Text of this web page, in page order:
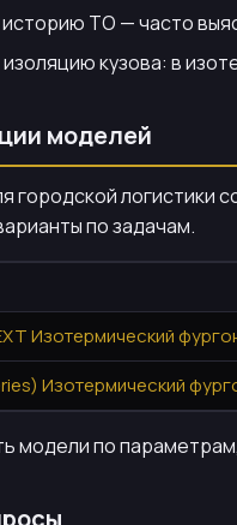
ТО — часто
кузова: в
моделей
городской логистики
по задачам.
Изотермический
Изотермический
модели по